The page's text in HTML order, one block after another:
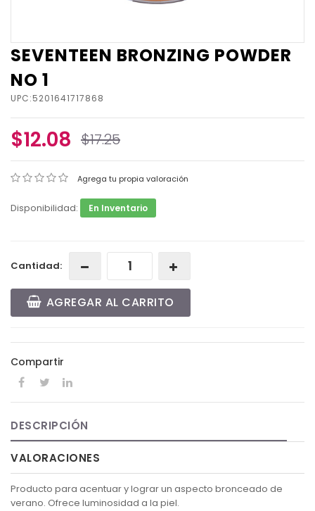
SEVENTEEN BRONZING POWDER
NO 1
UPC:5201641717868
$12.08 $17.25
Agrega tu propia valoración
Disponibilidad: En Inventario
Cantidad:
AGREGAR AL CARRITO
Compartir
DESCRIPCIÓN
VALORACIONES
Producto para acentuar y lograr un aspecto bronceado de
verano. Ofrece luminosidad a la piel.